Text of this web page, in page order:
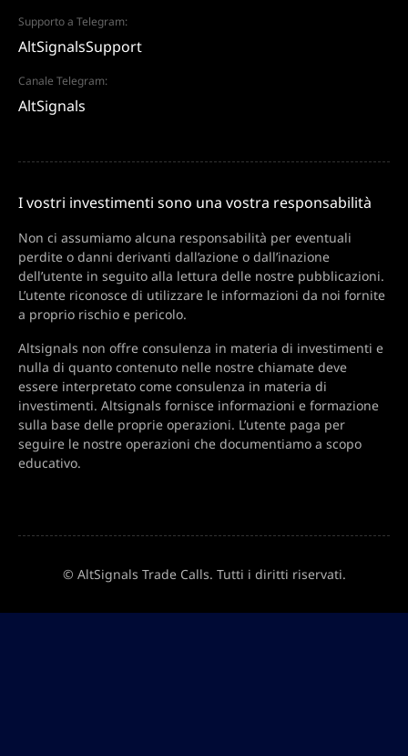
Supporto a Telegram:
AltSignalsSupport
Canale Telegram:
AltSignals
I vostri investimenti sono una vostra responsabilità
Non ci assumiamo alcuna responsabilità per eventuali
perdite o danni derivanti dall’azione o dall’inazione
dell’utente in seguito alla lettura delle nostre pubblicazioni.
L’utente riconosce di utilizzare le informazioni da noi fornite
a proprio rischio e pericolo.
Altsignals non offre consulenza in materia di investimenti e
nulla di quanto contenuto nelle nostre chiamate deve
essere interpretato come consulenza in materia di
investimenti. Altsignals fornisce informazioni e formazione
sulla base delle proprie operazioni. L’utente paga per
seguire le nostre operazioni che documentiamo a scopo
educativo.
© AltSignals Trade Calls. Tutti i diritti riservati.